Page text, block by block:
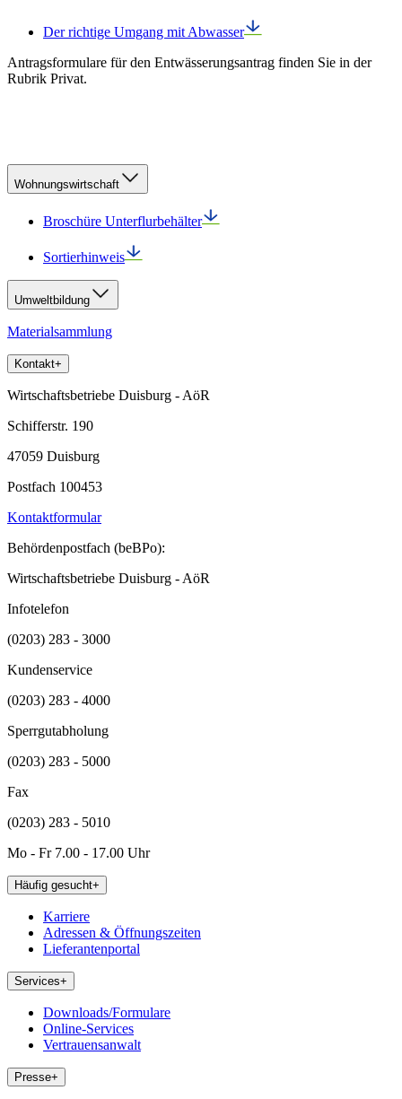
Der richtige Umgang mit Abwasser
Antragsformulare für den Entwässerungsantrag finden Sie in der
Rubrik Privat.
Wohnungswirtschaft
Broschüre Unterflurbehälter
Sortierhinweis
Umweltbildung
Materialsammlung
Kontakt+
Wirtschaftsbetriebe Duisburg - AöR
Schifferstr. 190
47059 Duisburg
Postfach 100453
Kontaktformular
Behördenpostfach (beBPo):
Wirtschaftsbetriebe Duisburg - AöR
Infotelefon
(0203) 283 - 3000
Kundenservice
(0203) 283 - 4000
Sperrgutabholung
(0203) 283 - 5000
Fax
(0203) 283 - 5010
Mo - Fr 7.00 - 17.00 Uhr
Häufig gesucht+
Karriere
Adressen & Öffnungszeiten
Lieferantenportal
Services+
Downloads/Formulare
Online-Services
Vertrauensanwalt
Presse+